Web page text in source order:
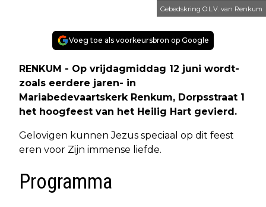
Gebedskring O.L.V. van Renkum
Voeg toe als voorkeursbron op Google
RENKUM - Op vrijdagmiddag 12 juni wordt-
zoals eerdere jaren- in
Mariabedevaartskerk Renkum, Dorpsstraat 1
het hoogfeest van het Heilig Hart gevierd.
Gelovigen kunnen Jezus speciaal op dit feest
eren voor Zijn immense liefde.
Programma